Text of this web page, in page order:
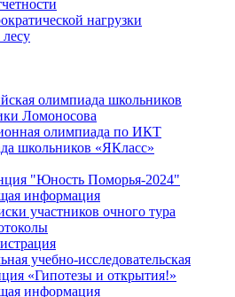
нагрузки
лесу
олимпиада школьников
Ломоносова
олимпиада по ИКТ
школьников «ЯКласс»
"Юность Поморья-2024"
информация
участников очного тура
учебно-исследовательская
«Гипотезы и открытия!»
информация